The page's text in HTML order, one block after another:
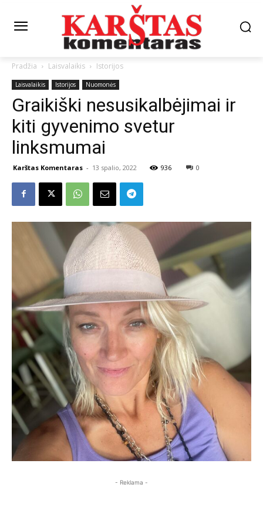
Pradžia Laisvalaikis Istorijos
Laisvalaikis Istorijos Nuomonės
Graikiški nesusikalbėjimai ir
kiti gyvenimo svetur
linksmumai
Karštas Komentaras - 13 spalio, 2022 936 0
- Reklama -